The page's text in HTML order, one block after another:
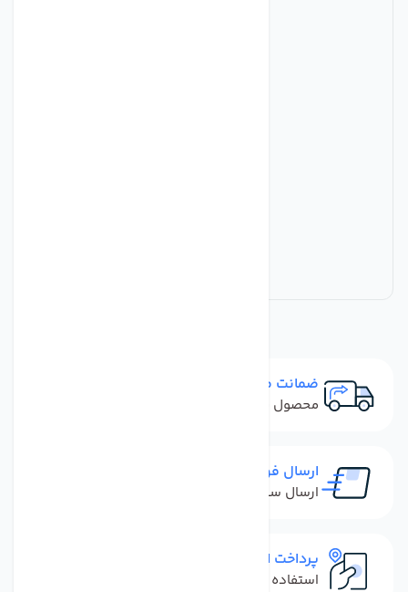
ضمانت مرجوعی
محصول نباید آسیب دیده باشد
ارسال فوری
ارسال سفارش در کمترین زمان ممکن
پرداخت امن
استفاده از روش‌های پرداخت امن